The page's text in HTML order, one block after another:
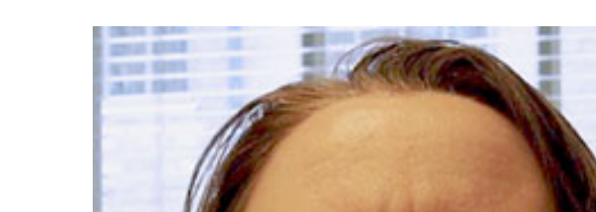
TEKNOLOGI FÖR KONTINUERLIG ÖVERVAKNING AV MILJÖN
ÅBO AKADEMI FIRAR ETT FULLT SEKEL